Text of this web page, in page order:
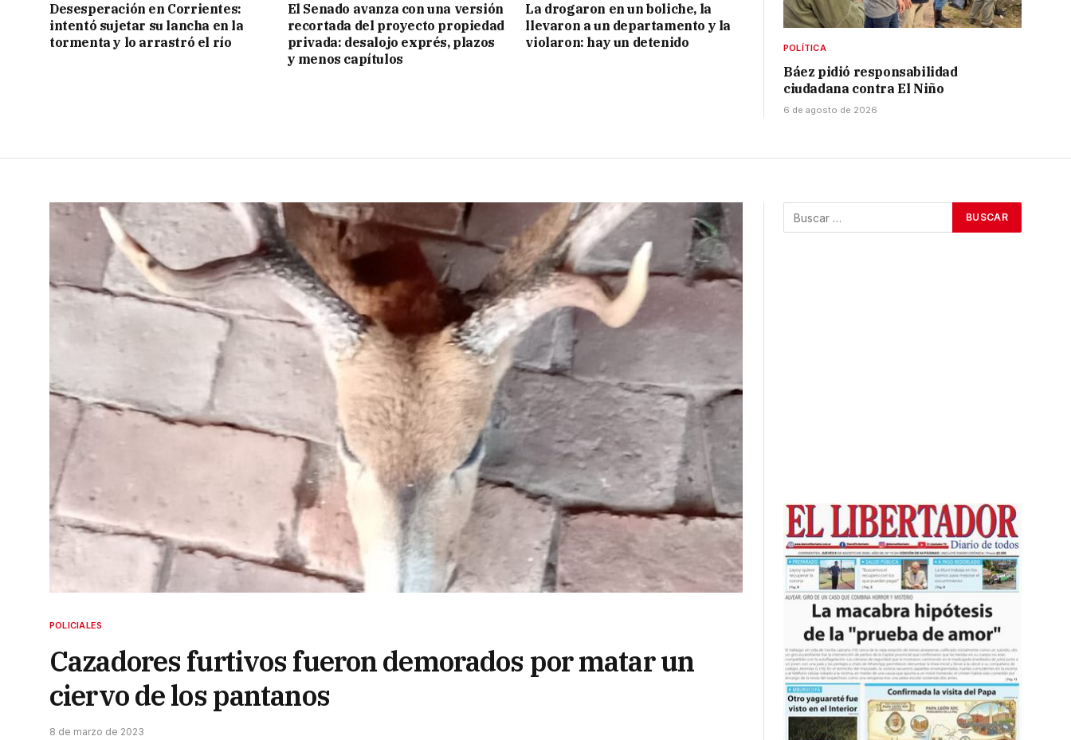
Desesperación en Corrientes:
intentó sujetar su lancha en la
tormenta y lo arrastró el río
El Senado avanza con una versión
recortada del proyecto propiedad
privada: desalojo exprés, plazos
y menos capítulos
La drogaron en un boliche, la
llevaron a un departamento y la
violaron: hay un detenido
POLÍTICA
Báez pidió responsabilidad
ciudadana contra El Niño
6 de agosto de 2026
POLICIALES
Cazadores furtivos fueron demorados por matar un
ciervo de los pantanos
8 de marzo de 2023